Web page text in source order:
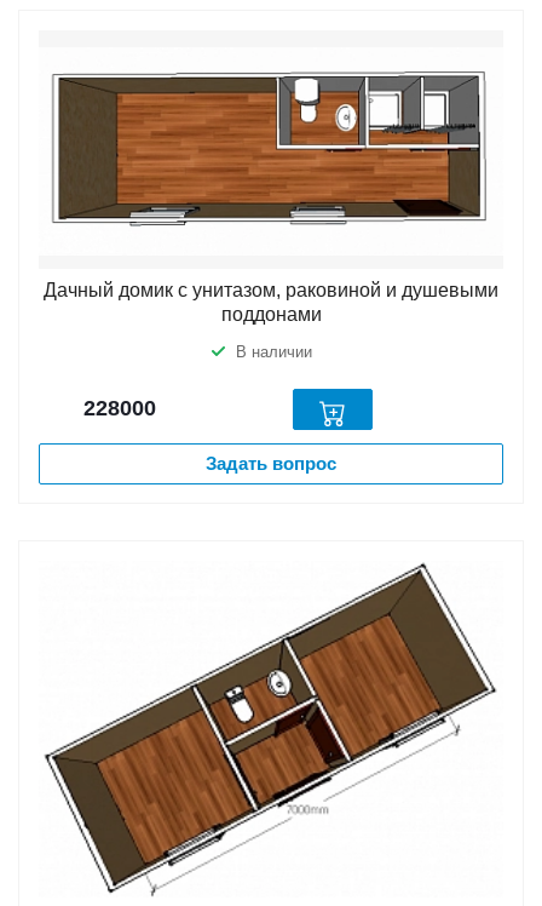
Дачный домик с унитазом, раковиной и душевыми
поддонами
В наличии
228000
Задать вопрос